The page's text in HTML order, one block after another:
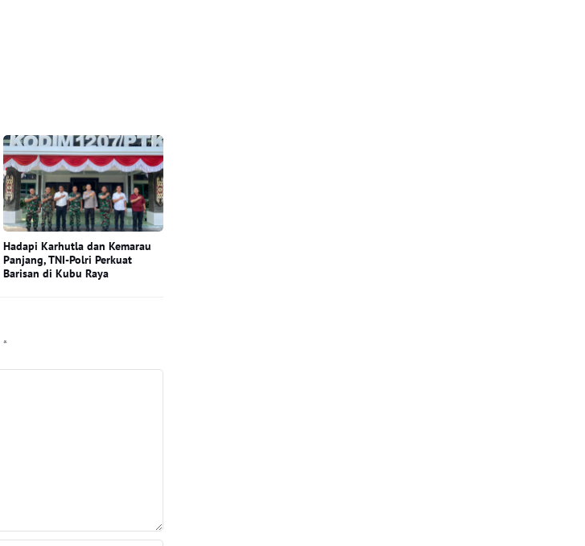
Hadapi Karhutla dan Kemarau
Panjang, TNI-Polri Perkuat
Barisan di Kubu Raya
*